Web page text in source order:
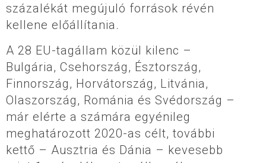
százalékát megújuló források révén
kellene előállítania.
A 28 EU-tagállam közül kilenc –
Bulgária, Csehország, Észtország,
Finnország, Horvátország, Litvánia,
Olaszország, Románia és Svédország –
már elérte a számára egyénileg
meghatározott 2020-as célt, további
kettő – Ausztria és Dánia – kevesebb